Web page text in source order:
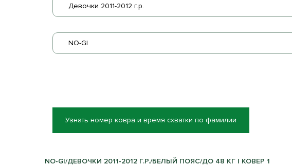
Девочки 2011-2012 г.р.
NO-GI
Узнать номер ковра и время схватки по фамилии
NO-GI/ДЕВОЧКИ 2011-2012 Г.Р./БЕЛЫЙ ПОЯС/ДО 48 КГ | КОВЕР 1